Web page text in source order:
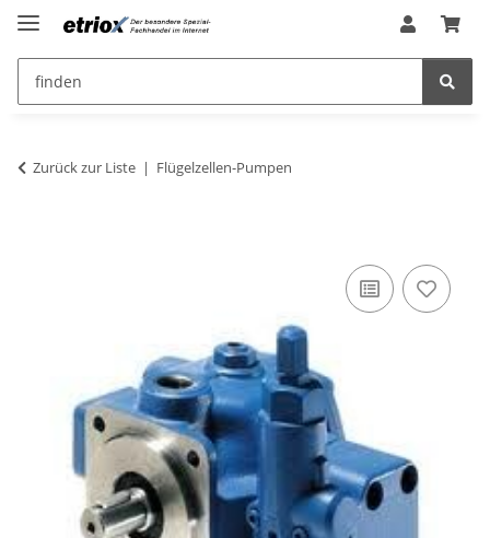
Zurück zur Liste Flügelzellen-Pumpen